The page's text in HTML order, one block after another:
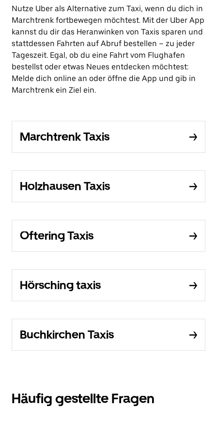
Nutze Uber als Alternative zum Taxi, wenn du dich in
Marchtrenk fortbewegen möchtest. Mit der Uber App
kannst du dir das Heranwinken von Taxis sparen und
stattdessen Fahrten auf Abruf bestellen – zu jeder
Tageszeit. Egal, ob du eine Fahrt vom Flughafen
bestellst oder etwas Neues entdecken möchtest:
Melde dich online an oder öffne die App und gib in
Marchtrenk ein Ziel ein.
Marchtrenk Taxis
Holzhausen Taxis
Oftering Taxis
Hörsching taxis
Buchkirchen Taxis
Häufig gestellte Fragen